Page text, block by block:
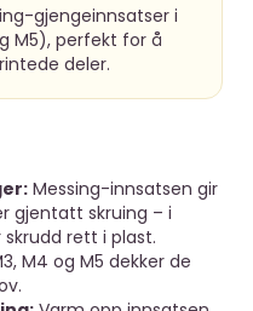
gjengeinnsatser i
M5), perfekt for å
deler.
Messing-innsatsen gir
gjentatt skruing – i
rett i plast.
M4 og M5 dekker de